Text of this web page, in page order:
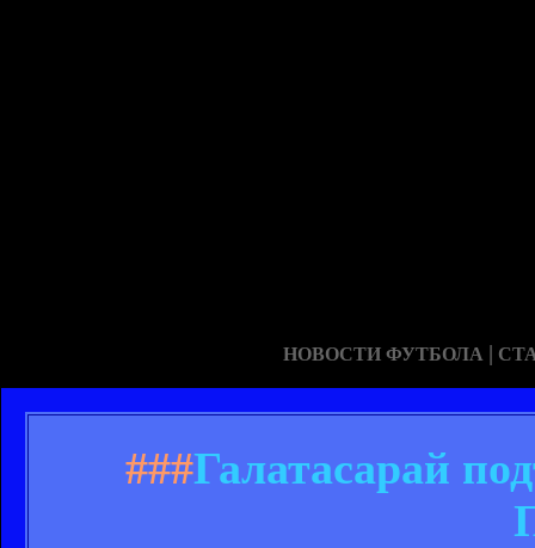
НОВОСТИ ФУТБОЛА |
###Галатасарай